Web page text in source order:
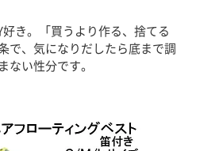
き。「買うより作る、捨てる
で、気になりだしたら底まで調
ない性分です。